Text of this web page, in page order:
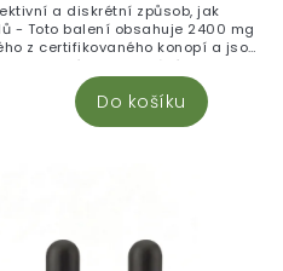
Do košíku
a diskrétní způsob, jak
- Toto balení obsahuje 2400 mg
z certifikovaného konopí a jsou
vaporizování nebo
S jednoduchým dávkováním
a diskrétním použitím můžete
do svého každodenního režimu.